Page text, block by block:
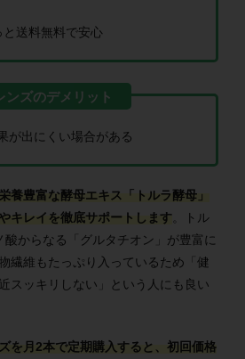
送料無料で安心
が出にくい場合がある
養豊富な酵母エキス「トルラ酵母」
キレイを徹底サポートします 。トル
酸からなる「グルタチオン」が豊富に
繊維もたっぷり入っているため「健
スッキリしない」という人にも良い
を月2本で定期購入すると、初回価格